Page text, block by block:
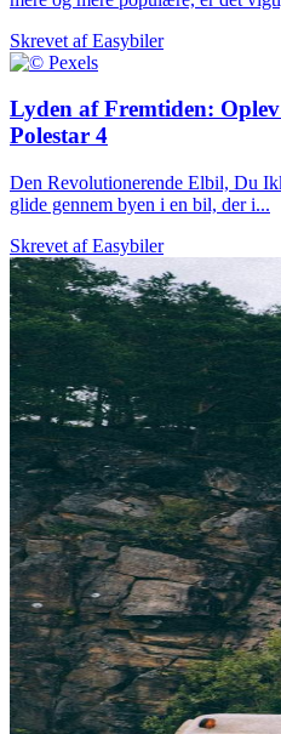
Skrevet afEasybiler
Lyden af Fremtiden:
Polestar 4
Den Revolutionerende Elbil, Du
glide gennem byen i en bil, der i...
Skrevet afEasybiler